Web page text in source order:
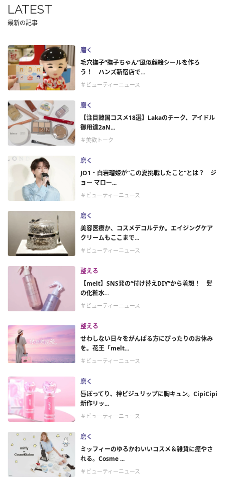
LATEST
最新の記事
磨く
毛穴撫子“撫子ちゃん”風似顔絵シールを作ろ
う！ ハンズ新宿店で...
＃ビューティーニュース
磨く
【注目韓国コスメ18選】Lakaのチーク、アイドル
御用達2aN...
＃美欲トーク
磨く
JO1・白岩瑠姫が“この夏挑戦したこと”とは？ ジ
ョー マロー...
＃ビューティーニュース
磨く
美容医療か、コスメデコルテか。エイジングケア
クリームもここまで...
＃ビューティーニュース
整える
【melt】SNS発の“付け替えDIY”から着想！ 髪
の化粧水...
＃ビューティーニュース
整える
せわしない日々をがんばる方にぴったりのお休み
を。花王「melt...
＃ビューティーニュース
磨く
唇ぽってり、神ビジュリップに胸キュン。CipiCipi
新作リッ...
＃ビューティーニュース
磨く
ミッフィーのゆるかわいいコスメ＆雑貨に癒やさ
れる。Cosme ...
＃ビューティーニュース